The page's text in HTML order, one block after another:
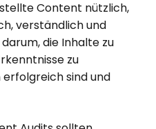
Content nützlich,
verständlich und
die Inhalte zu
zu
sind und